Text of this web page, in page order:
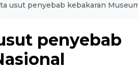
usut penyebab kebakaran
penyebab